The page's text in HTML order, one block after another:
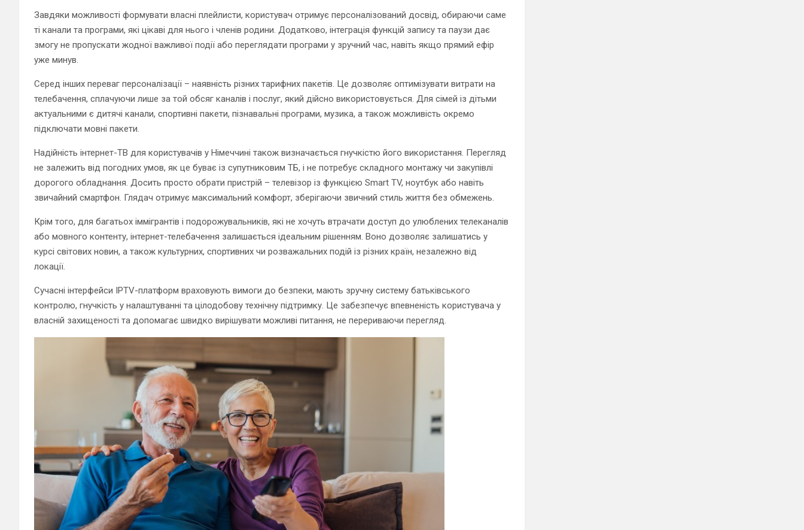
Завдяки можливості формувати власні плейлисти, користувач отримує персоналізований досвід, обираючи саме
ті канали та програми, які цікаві для нього і членів родини. Додатково, інтеграція функцій запису та паузи дає
змогу не пропускати жодної важливої події або переглядати програми у зручний час, навіть якщо прямий ефір
уже минув.
Серед інших переваг персоналізації – наявність різних тарифних пакетів. Це дозволяє оптимізувати витрати на
телебачення, сплачуючи лише за той обсяг каналів і послуг, який дійсно використовується. Для сімей із дітьми
актуальними є дитячі канали, спортивні пакети, пізнавальні програми, музика, а також можливість окремо
підключати мовні пакети.
Надійність інтернет-ТВ для користувачів у Німеччині також визначається гнучкістю його використання. Перегляд
не залежить від погодних умов, як це буває із супутниковим ТБ, і не потребує складного монтажу чи закупівлі
дорогого обладнання. Досить просто обрати пристрій – телевізор із функцією Smart TV, ноутбук або навіть
звичайний смартфон. Глядач отримує максимальний комфорт, зберігаючи звичний стиль життя без обмежень.
Крім того, для багатьох іммігрантів і подорожувальників, які не хочуть втрачати доступ до улюблених телеканалів
або мовного контенту, інтернет-телебачення залишається ідеальним рішенням. Воно дозволяє залишатись у
курсі світових новин, а також культурних, спортивних чи розважальних подій із різних країн, незалежно від
локації.
Сучасні інтерфейси IPTV-платформ враховують вимоги до безпеки, мають зручну систему батьківського
контролю, гнучкість у налаштуванні та цілодобову технічну підтримку. Це забезпечує впевненість користувача у
власній захищеності та допомагає швидко вирішувати можливі питання, не перериваючи перегляд.